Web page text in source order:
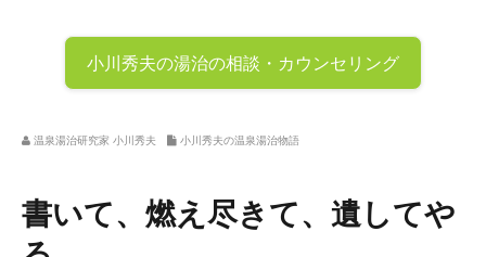
小川秀夫の湯治の相談・カウンセリング
温泉湯治研究家 小川秀夫 小川秀夫の温泉湯治物語
書いて、燃え尽きて、遺してや